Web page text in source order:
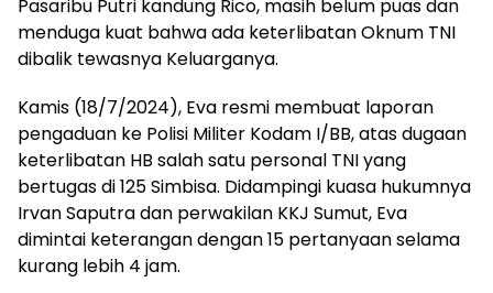
Pasaribu Putri kandung Rico, masih belum puas dan
menduga kuat bahwa ada keterlibatan Oknum TNI
dibalik tewasnya Keluarganya.
Kamis (18/7/2024), Eva resmi membuat laporan
pengaduan ke Polisi Militer Kodam I/BB, atas dugaan
keterlibatan HB salah satu personal TNI yang
bertugas di 125 Simbisa. Didampingi kuasa hukumnya
Irvan Saputra dan perwakilan KKJ Sumut, Eva
dimintai keterangan dengan 15 pertanyaan selama
kurang lebih 4 jam.